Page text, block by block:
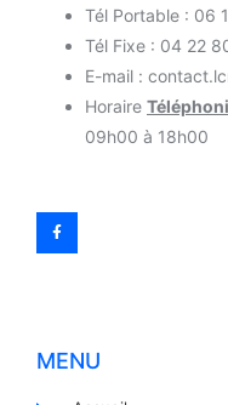
Tél Portable : 06
Tél Fixe : 04 22
E-mail :
Horaire
09h00 à 18h00
MENU